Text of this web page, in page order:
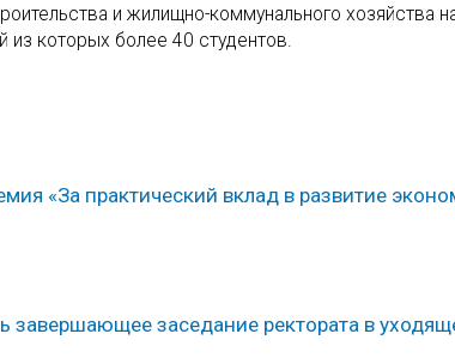
и жилищно-коммунального
которых более 40 студентов.
«За практический вклад в развитие
завершающее заседание ректората в